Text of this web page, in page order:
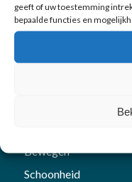
geeft of uw toestemming
bepaalde functies en
Bewegen
Schoonheid